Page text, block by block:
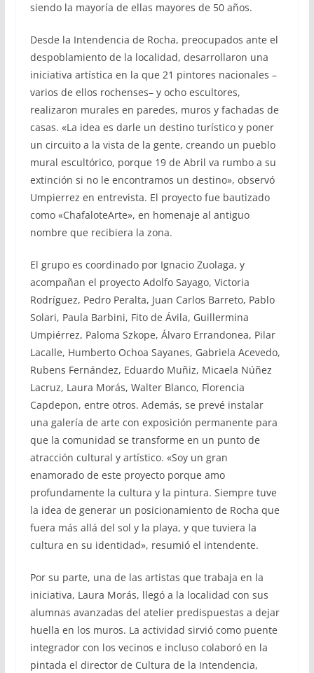
siendo la mayoría de ellas mayores de 50 años.
Desde la Intendencia de Rocha, preocupados ante el
despoblamiento de la localidad, desarrollaron una
iniciativa artística en la que 21 pintores nacionales –
varios de ellos rochenses– y ocho escultores,
realizaron murales en paredes, muros y fachadas de
casas. «La idea es darle un destino turístico y poner
un circuito a la vista de la gente, creando un pueblo
mural escultórico, porque 19 de Abril va rumbo a su
extinción si no le encontramos un destino», observó
Umpierrez en entrevista. El proyecto fue bautizado
como «ChafaloteArte», en homenaje al antiguo
nombre que recibiera la zona.
El grupo es coordinado por Ignacio Zuolaga, y
acompañan el proyecto Adolfo Sayago, Victoria
Rodríguez, Pedro Peralta, Juan Carlos Barreto, Pablo
Solari, Paula Barbini, Fito de Ávila, Guillermina
Umpiérrez, Paloma Szkope, Álvaro Errandonea, Pilar
Lacalle, Humberto Ochoa Sayanes, Gabriela Acevedo,
Rubens Fernández, Eduardo Muñiz, Micaela Núñez
Lacruz, Laura Morás, Walter Blanco, Florencia
Capdepon, entre otros. Además, se prevé instalar
una galería de arte con exposición permanente para
que la comunidad se transforme en un punto de
atracción cultural y artístico. «Soy un gran
enamorado de este proyecto porque amo
profundamente la cultura y la pintura. Siempre tuve
la idea de generar un posicionamiento de Rocha que
fuera más allá del sol y la playa, y que tuviera la
cultura en su identidad», resumió el intendente.
Por su parte, una de las artistas que trabaja en la
iniciativa, Laura Morás, llegó a la localidad con sus
alumnas avanzadas del atelier predispuestas a dejar
huella en los muros. La actividad sirvió como puente
integrador con los vecinos e incluso colaboró en la
pintada el director de Cultura de la Intendencia,